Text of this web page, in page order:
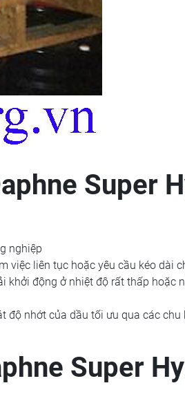
Super
nghiệp
việc liên tục hoặc yêu cầu kéo dài
khởi động ở nhiệt độ rất thấp hoặc
độ nhớt của dầu tối ưu qua các chu
Super